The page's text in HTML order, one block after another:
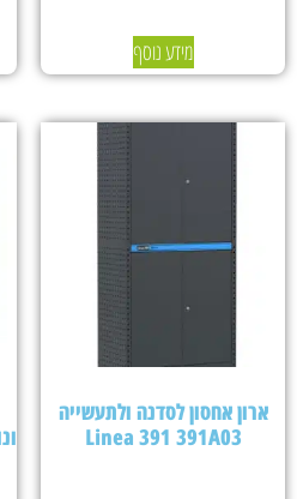
מידע נוסף
ארון אחסון לסדנה ולתעשייה
Linea 391 391A03